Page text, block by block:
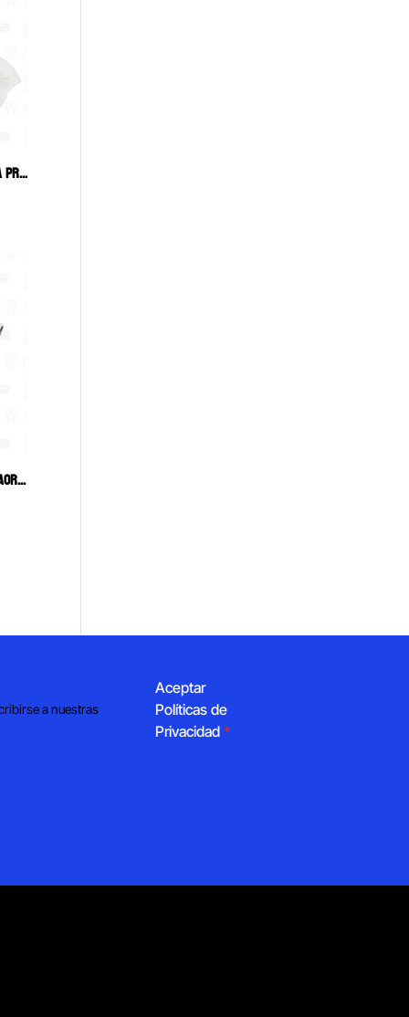
MODELO SIMULADOR DE ENCIA PARA PRACTICAS DE SUTURA INCISIONES DENTALES REUTILIZABLE
LAMPARA PARA EXPLORACIÓN INTRAORAL CON ABREBOCA AUTOCLAVABLE Y PORTA EYECTOR
a nuestras
Aceptar
Políticas de
Privacidad *